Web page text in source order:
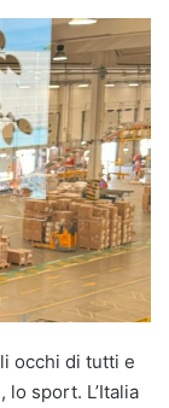
occhi di tutti e
sport. L’Italia